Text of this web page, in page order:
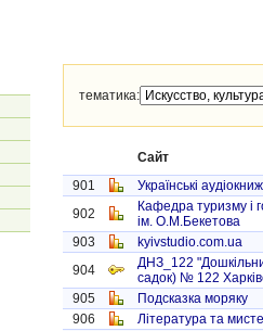
тематика:
Сайт
901
Українські
902
Кафедра туризму і
ім. О.М.Бекетова
903
kyivstudio.com.ua
904
ДНЗ_122
садок) № 122
905
Подсказка моряку
906
Література та